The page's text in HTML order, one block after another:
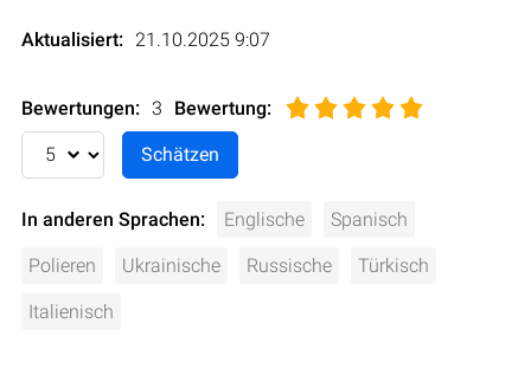
Aktualisiert: 21.10.2025 9:07
Bewertungen: 3 Bewertung:
In anderen Sprachen: Englische Spanisch
Polieren Ukrainische Russische Türkisch
Italienisch